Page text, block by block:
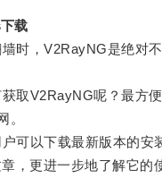
载
，V2RayNG是绝对不
V2RayNG呢？最方便
。
以下载最新版本的安
，更进一步地了解它的